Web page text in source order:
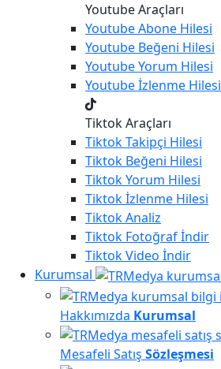
Youtube Araçları
YoutubeAbone Hilesi
Youtube Beğeni Hilesi
YoutubeYorum Hilesi
Youtubeİzlenme Hilesi
Tiktok Araçları
TiktokTakipçi Hilesi
Tiktok Beğeni Hilesi
TiktokYorum Hilesi
Tiktokİzlenme Hilesi
TiktokAnaliz
Tiktok Fotoğraf İndir
TiktokVideo İndir
Kurumsal
Hakkımızda Kurumsal
Mesafeli Satış Sözleşmesi